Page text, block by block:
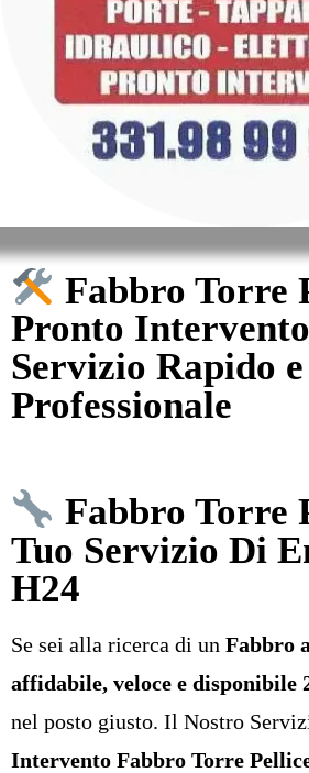
Fabbro Torre
Pronto
Servizio Rapido e
Professionale
Fabbro Torre
Tuo Servizio Di
H24
Se sei alla ricerca di un Fabbro
affidabile, veloce e disponibile
nel posto giusto. Il Nostro
Intervento Fabbro Torre